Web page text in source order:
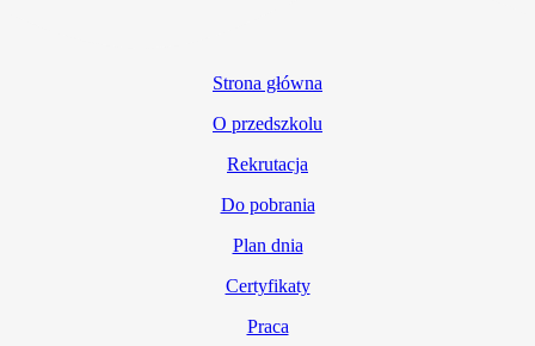
Strona główna
O przedszkolu
Rekrutacja
Do pobrania
Plan dnia
Certyfikaty
Praca